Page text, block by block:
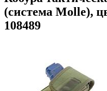
(система Molle),
108489